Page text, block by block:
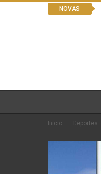
NOVAS
Inicio Deportes